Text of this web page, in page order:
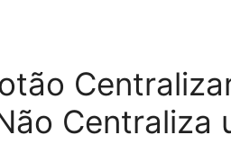
Centraliza